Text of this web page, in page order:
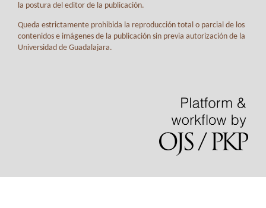
la postura del editor de la publicación.
Queda estrictamente prohibida la reproducción total o parcial de los
contenidos e imágenes de la publicación sin previa autorización de la
Universidad de Guadalajara.